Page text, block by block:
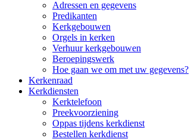
Adressen en gegevens
Predikanten
Kerkgebouwen
Orgels in kerken
Verhuur kerkgebouwen
Beroepingswerk
Hoe gaan we om met uw gegevens?
Kerkenraad
Kerkdiensten
Kerktelefoon
Preekvoorziening
Oppas tijdens kerkdienst
Bestellen kerkdienst